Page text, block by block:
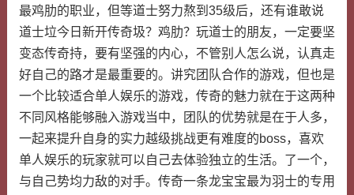
最鸡肋的职业，但等道士努力熬到35级后，还有谁敢说
道士垃今日新开传奇圾？鸡肋？玩道士的朋友，一定要坚
变态传奇持，要有坚强的内心，不管别人怎么说，认真走
好自己的路才是最重要的。讲究团队合作的游戏，但也是
一个比较适合单人娱乐的游戏，传奇的魅力就在于这两种
不同风格能够融入游戏当中，团队的优势就是在于人多，
一起来提升自身的实力越级挑战更有难度的boss，喜欢
单人娱乐的玩家就可以自己去体验独立的生活。了一个，
与自己势均力敌的对手。传奇一条龙宝宝最为羽士的专用